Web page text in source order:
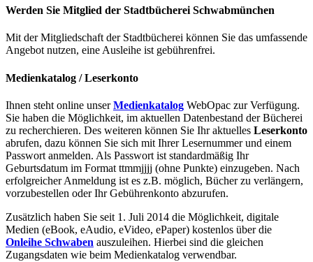
Werden Sie Mitglied der Stadtbücherei Schwabmünchen
Mit der Mitgliedschaft der Stadtbücherei können Sie das umfassende
Angebot nutzen, eine Ausleihe ist gebührenfrei.
Medienkatalog / Leserkonto
Ihnen steht online unserMedienkatalog WebOpac zur Verfügung.
Sie haben die Möglichkeit, im aktuellen Datenbestand der Bücherei
zu recherchieren. Des weiteren können Sie Ihr aktuelles Leserkonto
abrufen, dazu können Sie sich mit Ihrer Lesernummer und einem
Passwort anmelden. Als Passwort ist standardmäßig Ihr
Geburtsdatum im Format ttmmjjjj (ohne Punkte) einzugeben. Nach
erfolgreicher Anmeldung ist es z.B. möglich, Bücher zu verlängern,
vorzubestellen oder Ihr Gebührenkonto abzurufen.
Zusätzlich haben Sie seit 1. Juli 2014 die Möglichkeit, digitale
Medien (eBook, eAudio, eVideo, ePaper) kostenlos über die
Onleihe Schwaben auszuleihen. Hierbei sind die gleichen
Zugangsdaten wie beim Medienkatalog verwendbar.